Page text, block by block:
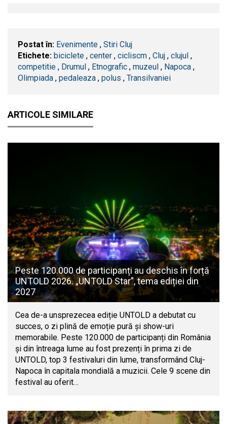
Postat în: Evenimente , Stiri Cluj
Etichete: biciclete , center , cicliscm , ​Cluj , clujul ,
competitie , Drumul , Etnografic , muzeul , Napoca ,
Olimpiada , pedaleaza , polus , Transilvaniei
ARTICOLE SIMILARE
Peste 120.000 de participanți au deschis în forță
UNTOLD 2026. „UNTOLD Star”, tema ediției din
2027
Cea de-a unsprezecea ediție UNTOLD a debutat cu
succes, o zi plină de emoție pură și show-uri
memorabile. Peste 120.000 de participanți din România
și din întreaga lume au fost prezenți în prima zi de
UNTOLD, top 3 festivaluri din lume, transformând Cluj-
Napoca în capitala mondială a muzicii. Cele 9 scene din
festival au oferit…